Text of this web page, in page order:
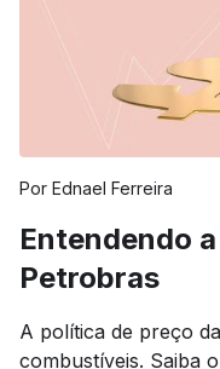
Por Ednael Ferreira
Entendendo
Petrobras
A política de preço
combustíveis. Saiba